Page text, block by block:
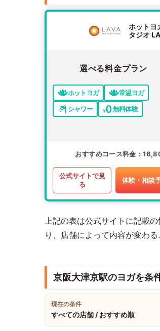
ホットヨ
タジオ
選べる料金プラン
ホットヨガ
常温ヨガ
シャワー
無料体験
おすすめコース料金
公式サイトで見
る
体験・相談
上記の表は公式サイトに記載
り、店舗によって内容が変わ
京阪大津京駅のヨガを条
現在の条件
すべての店舗 / おすすめ順